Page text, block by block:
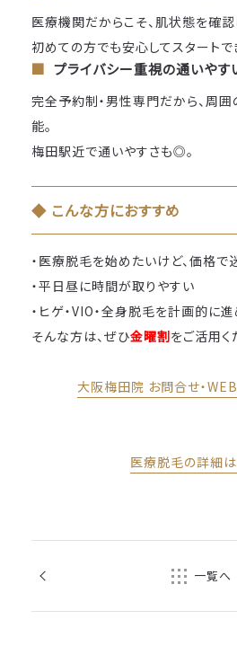
医療機関だからこそ、肌状態を確
初めての方でも安心してスタートで
プライバシー重視の通いやす
完全予約制・男性専門だから、周
能。
梅田駅近で通いやすさも◎。
◆ こんな方におすすめ
・医療脱毛を始めたいけど、価格で
・平日昼に時間が取りやすい
・ヒゲ・VIO・全身脱毛を計画的に
そんな方は、ぜひ金曜割をご活用く
大阪梅田院 お問合せ・
医療脱毛の詳細は
一覧へ